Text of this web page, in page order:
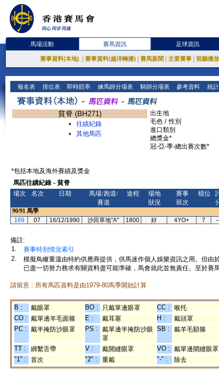
馬場活動 賽馬資訊 足球資訊
賽事資料(本地) 賽事資料(越洋轉播) 賽馬新聞 主要賽事 視聽播
報名表 排位表 即時賠率 練馬師分場表 騎師分場表 參考資料 統
貧脊 (BH271)
往績紀錄
其他馬匹
出生地
毛色 / 性別
進口類別
總獎金*
冠-亞-季-總出賽次數*
*包括本地及海外賽績及獎金
馬匹往績紀錄 - 貧脊
場次
名次 日期
馬場/跑道/
賽道
途程
場地
狀況
賽事
班次
檔位
90/91 馬季
169
07 16/12/1990 沙田草地"A" 1800 好 4YO+ 7
備註:
1.
賽事特別情況索引
2.
模擬鳥瞰重溫由特約供應商提供，供馬迷作個人娛樂資訊之用。但
已盡一切努力務求有關資料盡可能準確，馬會就此並無責任。至於賽
請留意 : 所有馬匹資料是由1979-80馬季開始計算
B : 戴眼罩 BO : 只戴單邊眼罩 CC :
喉托
CO : 戴單邊羊毛面箍 E : 戴耳塞 H :
戴頭罩
PC : 戴半掩防沙眼罩 PS :
戴單邊半掩防沙眼
罩
SB : 戴羊毛額箍
TT : 綁繫舌帶 V : 戴開縫眼罩 VO : 戴單邊開縫眼罩
"1" :
首次 "2" : 重戴 "-" : 除去